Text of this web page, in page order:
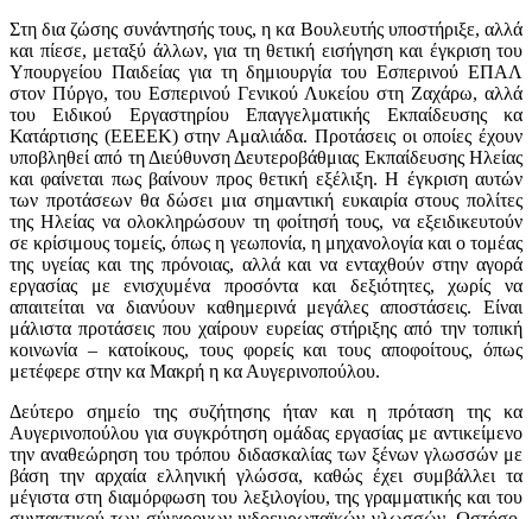
Στη δια ζώσης συνάντησής τους, η κα Βουλευτής υποστήριξε, αλλά
και πίεσε, μεταξύ άλλων, για τη θετική εισήγηση και έγκριση του
Υπουργείου Παιδείας για τη δημιουργία του Εσπερινού ΕΠΑΛ
στον Πύργο, του Εσπερινού Γενικού Λυκείου στη Ζαχάρω, αλλά
του Ειδικού Εργαστηρίου Επαγγελματικής Εκπαίδευσης κα
Κατάρτισης (ΕΕΕΕΚ) στην Αμαλιάδα. Προτάσεις οι οποίες έχουν
υποβληθεί από τη Διεύθυνση Δευτεροβάθμιας Εκπαίδευσης Ηλείας
και φαίνεται πως βαίνουν προς θετική εξέλιξη. Η έγκριση αυτών
των προτάσεων θα δώσει μια σημαντική ευκαιρία στους πολίτες
της Ηλείας να ολοκληρώσουν τη φοίτησή τους, να εξειδικευτούν
σε κρίσιμους τομείς, όπως η γεωπονία, η μηχανολογία και ο τομέας
της υγείας και της πρόνοιας, αλλά και να ενταχθούν στην αγορά
εργασίας με ενισχυμένα προσόντα και δεξιότητες, χωρίς να
απαιτείται να διανύουν καθημερινά μεγάλες αποστάσεις. Είναι
μάλιστα προτάσεις που χαίρουν ευρείας στήριξης από την τοπική
κοινωνία – κατοίκους, τους φορείς και τους αποφοίτους, όπως
μετέφερε στην κα Μακρή η κα Αυγερινοπούλου.
Δεύτερο σημείο της συζήτησης ήταν και η πρόταση της κα
Αυγερινοπούλου για συγκρότηση ομάδας εργασίας με αντικείμενο
την αναθεώρηση του τρόπου διδασκαλίας των ξένων γλωσσών με
βάση την αρχαία ελληνική γλώσσα, καθώς έχει συμβάλλει τα
μέγιστα στη διαμόρφωση του λεξιλογίου, της γραμματικής και του